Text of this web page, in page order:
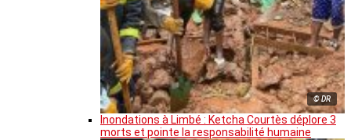
© DR
Inondations à Limbé : Ketcha Courtès déplore 3
morts et pointe la responsabilité humaine